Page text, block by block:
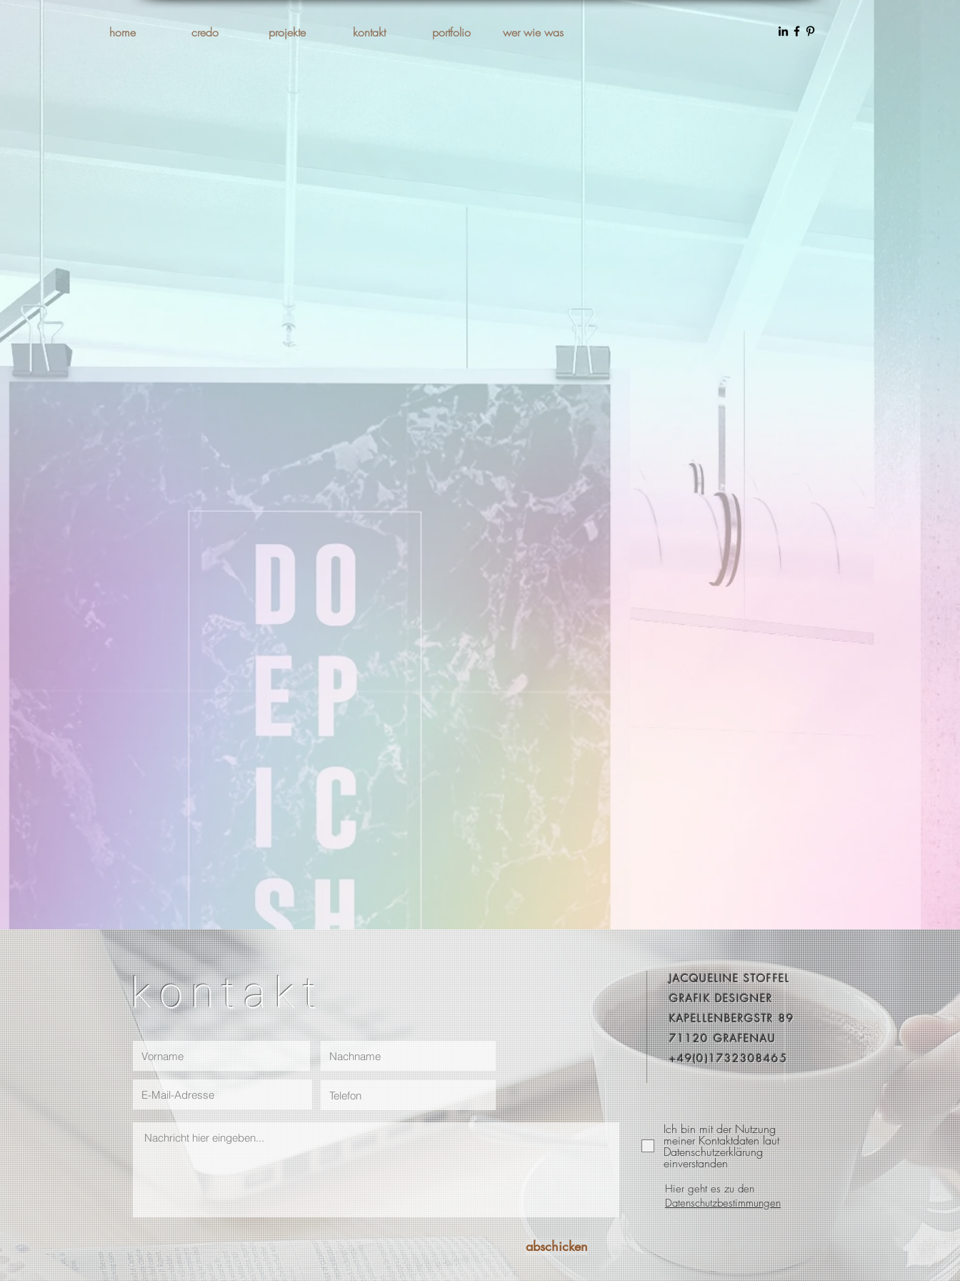
home credo projekte kontakt portfolio wer wie was
Ich bin mit der Nutzung
meiner Kontaktdaten laut
Datenschutzerklärung
einverstanden
Hier geht es zu den
Datenschutzbestimmungen
abschicken
JACQUELINE STOFFEL
GRAFIK DESIGNER
KAPELLENBERGSTR 89
71120 GRAFENAU
+49(0)1732308465
kontakt